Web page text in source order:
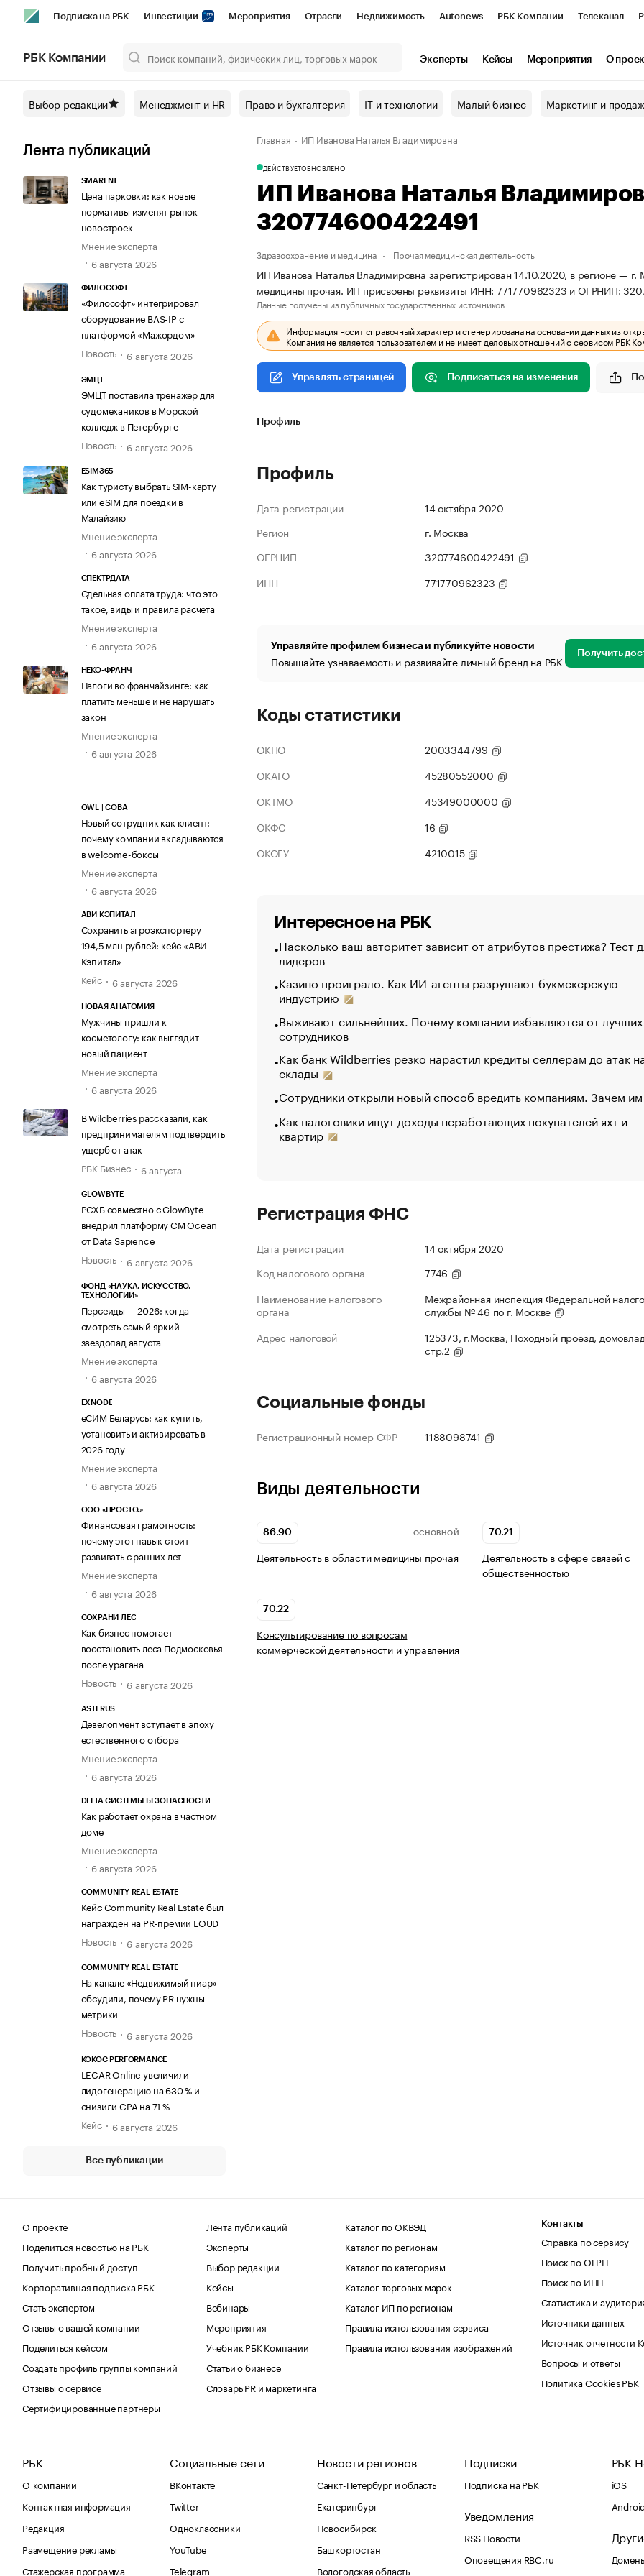
Подписка на РБК Инвестиции Мероприятия Отрасли Недвижимость Autonews РБК Компании Телеканал
Спецпроекты СПб Конференции СПб Спецпроекты Проверка контрагентов
Технологии и медиа Рынок наличной валюты
РБК Компании Эксперты Кейсы Мероприятия О
Выбор редакции Менеджмент и HR Право и бухгалтерия IT и технологии Малый бизнес Маркетинг и
Лента публикаций
SMARENT
Цена парковки: как новые
нормативы изменят рынок
новостроек
Мнение эксперта
6 августа 2026
ФИЛОСОФТ
«Философт» интегрировал
оборудование BAS-IP с
платформой «Мажордом»
Новость
6 августа 2026
ЭМЦТ
ЭМЦТ поставила тренажер для
судомехаников в Морской
колледж в Петербурге
Новость
6 августа 2026
ESIM365
Как туристу выбрать SIM-карту
или eSIM для поездки в
Малайзию
Мнение эксперта
6 августа 2026
СПЕКТРДАТА
Сдельная оплата труда: что это
такое, виды и правила расчета
Мнение эксперта
6 августа 2026
НЕКО-ФРАНЧ
Налоги во франчайзинге: как
платить меньше и не нарушать
закон
Мнение эксперта
6 августа 2026
OWL | СОВА
Новый сотрудник как клиент:
почему компании вкладываются
в welcome-боксы
Мнение эксперта
6 августа 2026
АВИ КЭПИТАЛ
Сохранить агроэкспортеру
194,5 млн рублей: кейс «АВИ
Кэпитал»
Кейс
6 августа 2026
НОВАЯ АНАТОМИЯ
Мужчины пришли к
косметологу: как выглядит
новый пациент
Мнение эксперта
6 августа 2026
В Wildberries рассказали, как
предпринимателям подтвердить
ущерб от атак
РБК Бизнес
6 августа
GLOWBYTE
РСХБ совместно с GlowByte
внедрил платформу CM Ocean
от Data Sapience
Новость
6 августа 2026
ФОНД «НАУКА. ИСКУССТВО.
ТЕХНОЛОГИИ»
Персеиды — 2026: когда
смотреть самый яркий
звездопад августа
Мнение эксперта
6 августа 2026
EXNODE
еСИМ Беларусь: как купить,
установить и активировать в
2026 году
Мнение эксперта
6 августа 2026
ООО «ПРОСТО.»
Финансовая грамотность:
почему этот навык стоит
развивать с ранних лет
Мнение эксперта
6 августа 2026
СОХРАНИ ЛЕС
Как бизнес помогает
восстановить леса Подмосковья
после урагана
Новость
6 августа 2026
ASTERUS
Девелопмент вступает в эпоху
естественного отбора
Мнение эксперта
6 августа 2026
DELTA СИСТЕМЫ БЕЗОПАСНОСТИ
Как работает охрана в частном
доме
Мнение эксперта
6 августа 2026
COMMUNITY REAL ESTATE
Кейс Community Real Estate был
награжден на PR-премии LOUD
Новость
6 августа 2026
COMMUNITY REAL ESTATE
На канале «Недвижимый пиар»
обсудили, почему PR нужны
метрики
Новость
6 августа 2026
KOKOC PERFORMANCE
LECAR Online увеличили
лидогенерацию на 630 % и
снизили CPA на 71 %
Кейс
6 августа 2026
Все публикации
Главная ИП Иванова Наталья Владимировна
ДЕЙСТВУЕТОБНОВЛЕНО
ИП Иванова Наталья
320774600422491
Здравоохранение и медицина Прочая медицинская деятельность
ИП Иванова Наталья Владимировна зарегистрирован 14.10.2020, в регионе — г.
медицины прочая. ИП присвоены реквизиты ИНН: 771770962323 и ОГРНИП:
Данные получены из публичных государственных источников.
Информация носит справочный характер и сгенерирована на основании данных из
Компания не является пользователем и не имеет деловых отношений с сервисом РБК
Управлять страницей Подписаться на изменения
Профиль
Профиль
Дата регистрации
14 октября 2020
Регион
г. Москва
ОГРНИП
320774600422491
ИНН
771770962323
Управляйте профилем бизнеса и публикуйте новости
Повышайте узнаваемость и развивайте личный бренд на РБК Получить
Коды статистики
ОКПО
2003344799
ОКАТО
45280552000
ОКТМО
45349000000
ОКФС
16
ОКОГУ
4210015
Интересное на РБК
Насколько ваш авторитет зависит от атрибутов престижа? Тест
лидеров
Казино проиграло. Как ИИ-агенты разрушают букмекерскую
индустрию
Выживают сильнейших. Почему компании избавляются от лучших
сотрудников
Как банк Wildberries резко нарастил кредиты селлерам до атак
склады
Сотрудники открыли новый способ вредить компаниям. Зачем
Как налоговики ищут доходы неработающих покупателей яхт и
квартир
Регистрация ФНС
Дата регистрации
14 октября 2020
Код налогового органа
7746
Наименование налогового
органа
Межрайонная инспекция Федеральной
службы № 46 по г. Москве
Адрес налоговой
125373, г.Москва, Походный проезд,
стр.2
Социальные фонды
Регистрационный номер СФР 1188098741
Виды деятельности
86.90 ОСНОВНОЙ
Деятельность в области медицины прочая
70.21
Деятельность в сфере связей с
общественностью
70.22
Консультирование по вопросам
коммерческой деятельности и управления
О проекте
Поделиться новостью на РБК
Получить пробный доступ
Корпоративная подписка РБК
Стать экспертом
Отзывы о вашей компании
Поделиться кейсом
Создать профиль группы компаний
Отзывы о сервисе
Сертифицированные партнеры
Лента публикаций
Эксперты
Выбор редакции
Кейсы
Вебинары
Мероприятия
Учебник РБК Компании
Статьи о бизнесе
Словарь PR и маркетинга
Каталог по ОКВЭД
Каталог по регионам
Каталог по категориям
Каталог торговых марок
Каталог ИП по регионам
Правила использования сервиса
Правила использования изображений
Контакты
Справка по сервису
Поиск по ОГРН
Поиск по ИНН
Статистика и
Источники данных
Источник отчетности
Вопросы и ответы
Политика Cookies РБК
РБК
О компании
Контактная информация
Редакция
Размещение рекламы
Стажерская программа
Социальные сети
ВКонтакте
Twitter
Одноклассники
YouTube
Telegram
Новости регионов
Санкт-Петербург и область
Екатеринбург
Новосибирск
Башкортостан
Вологодская область
Подписки
Подписка на РБК
Уведомления
RSS Новости
Оповещения RBC.ru
РБК
iOS